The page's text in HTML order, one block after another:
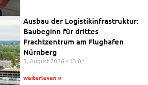
Ausbau der Logistikinfrastruktur:
Baubeginn für drittes
Frachtzentrum am Flughafen
Nürnberg
5. August 2026 13:01
weiterlesen »